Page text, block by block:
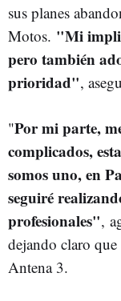
sus planes
Motos. "Mi
pero también
prioridad",
"Por mi parte,
complicados,
somos uno, en
seguiré
profesionales",
dejando claro
Antena 3.